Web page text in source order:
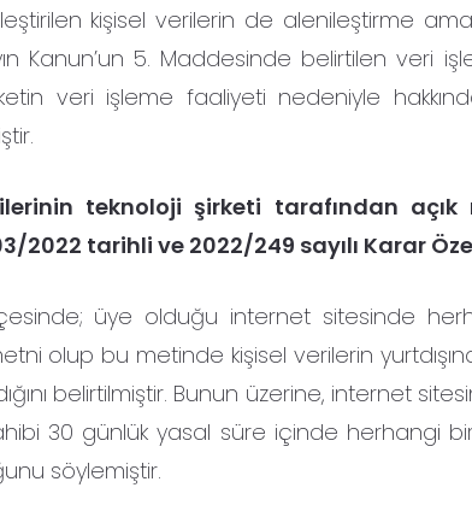
kişisel verilerin de alenileştirme
Kanun’un 5. Maddesinde belirtilen veri
veri işleme faaliyeti nedeniyle
teknoloji şirketi tarafından açık
2022 tarihli ve 2022/249 sayılı Karar
üye olduğu internet sitesinde
olup bu metinde kişisel verilerin
belirtilmiştir. Bunun üzerine, internet
30 günlük yasal süre içinde herhangi
söylemiştir.